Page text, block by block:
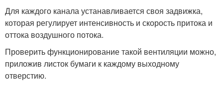
Для каждого канала устанавливается своя задвижка,
которая регулирует интенсивность и скорость притока и
оттока воздушного потока.
Проверить функционирование такой вентиляции можно,
приложив листок бумаги к каждому выходному
отверстию.